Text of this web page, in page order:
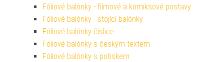
Fóliové balónky - filmové a komiksové postavy
Fóliové balónky - stojící balónky
Fóliové balónky číslice
Fóliové balónky s českým textem
Fóliové balónky s potiskem